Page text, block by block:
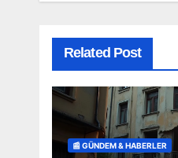
Related Post
📰 GÜNDEM & HABERLER